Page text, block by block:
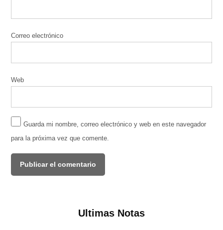
Correo electrónico
Web
Guarda mi nombre, correo electrónico y web en este navegador
para la próxima vez que comente.
Ultimas Notas